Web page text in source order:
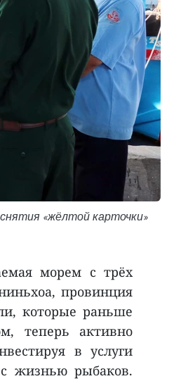
«жёлтой карточки»
морем с трёх
провинция
которые раньше
теперь активно
в услуги
жизнью рыбаков.